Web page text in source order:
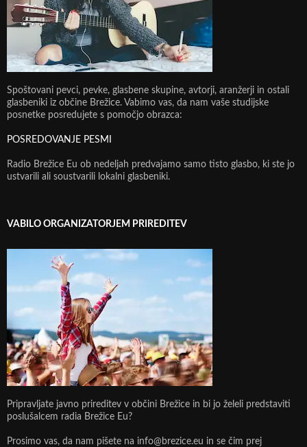
Spoštovani pevci, pevke, glasbene skupine, avtorji, aranžerji in ostali
glasbeniki iz občine Brežice. Vabimo vas, da nam vaše studijske
posnetke posredujete s pomočjo obrazca:
POSREDOVANJE PESMI
Radio Brežice Eu ob nedeljah predvajamo samo tisto glasbo, ki ste jo
ustvarili ali soustvarili lokalni glasbeniki.
VABILO ORGANIZATORJEM PRIREDITEV
Pripravljate javno prireditev v občini Brežice in bi jo želeli predstaviti
poslušalcem radia Brežice Eu?
Prosimo vas, da nam pišete na info@brezice.eu in se čim prej